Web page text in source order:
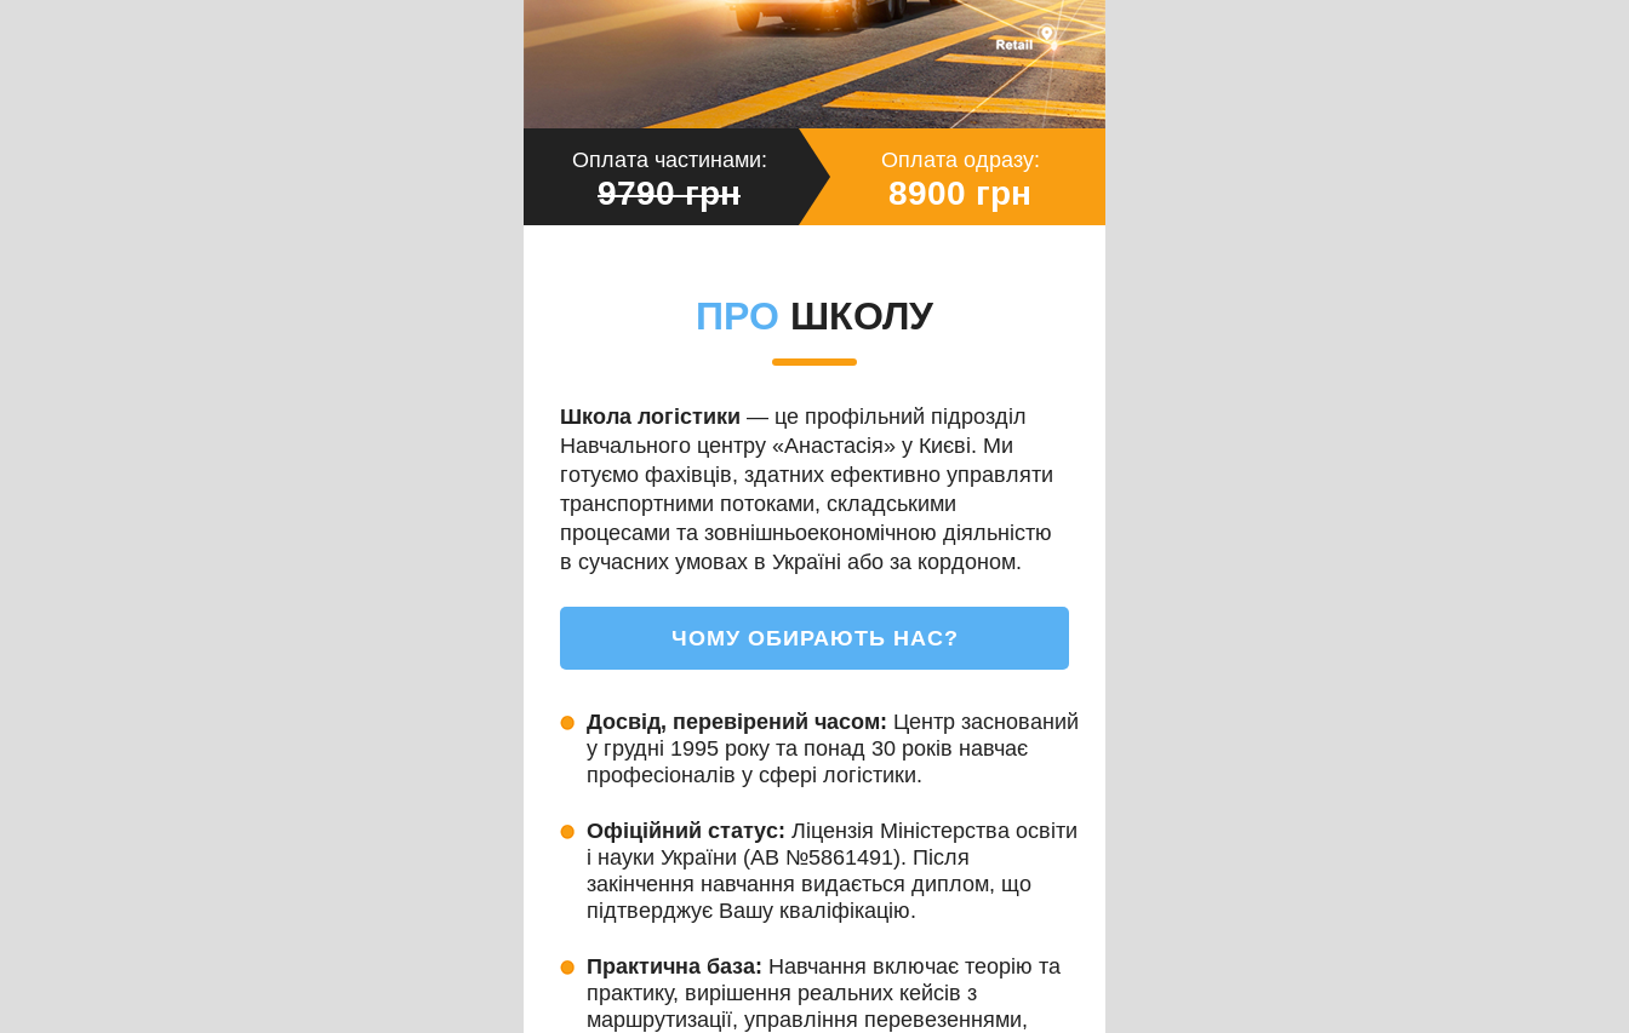
Оплата частинами:
9790 грн
Оплата одразу:
8900 грн
ПРО ШКОЛУ
Школа логістики — це профільний підрозділ
Навчального центру «Анастасія» у Києві. Ми
готуємо фахівців, здатних ефективно управляти
транспортними потоками, складськими
процесами та зовнішньоекономічною діяльністю
в сучасних умовах в Україні або за кордоном.
ЧОМУ ОБИРАЮТЬ НАС?
Досвід, перевірений часом: Центр заснований
у грудні 1995 року та понад 30 років навчає
професіоналів у сфері логістики.
Офіційний статус: Ліцензія Міністерства освіти
і науки України (АВ №5861491). Після
закінчення навчання видається диплом, що
підтверджує Вашу кваліфікацію.
Практична база: Навчання включає теорію та
практику, вирішення реальних кейсів з
маршрутизації, управління перевезеннями,